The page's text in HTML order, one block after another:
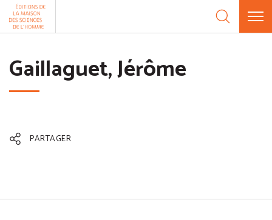
Aller au contenu
Gaillaguet, Jérôme
PARTAGER
Panneau de gestion des cookies